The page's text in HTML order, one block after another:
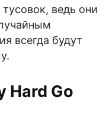
ведь они
всегда будут
Hard Go